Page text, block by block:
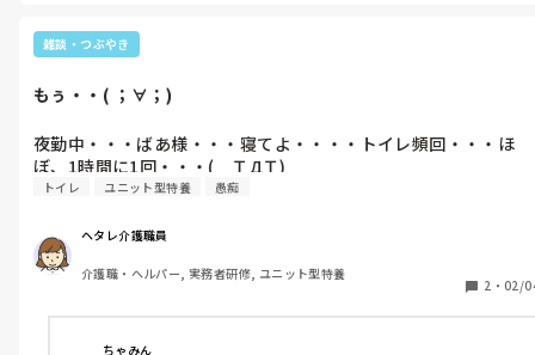
雑談・つぶやき
もぅ・・( ；∀；)
夜勤中・・・ばあ様・・・寝てよ・・・・トイレ頻回・・・ほ
ぼ、1時間に1回・・・(　ＴДＴ)
トイレ ユニット型特養 愚痴
ヘタレ介護職員
介護職・ヘルパー, 実務者研修, ユニット型特養
2 ・ 02/
ちゃみん